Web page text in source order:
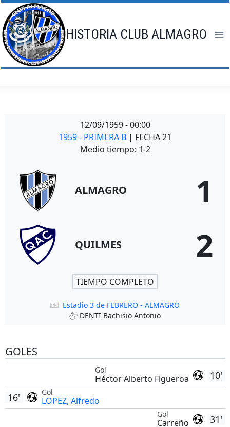
Saltar
al
contenido
HISTORIA CLUB ALMAGRO
12/09/1959 - 00:00
1959 - PRIMERA B | FECHA 21
Medio tiempo: 1-2
ALMAGRO 1
QUILMES 2
TIEMPO COMPLETO
Estadio 3 de FEBRERO - ALMAGRO
DENTI Bachisio Antonio
GOLES
10'
Gol
Héctor Alberto Figueroa
Gol
LOPEZ, Alfredo
16'
31'
Gol
Carreño